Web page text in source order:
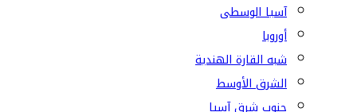
آسيا الوسطى
أوروبا
شبه القارة الهندية
الشرق الأوسط
جنوب شرق آسيا